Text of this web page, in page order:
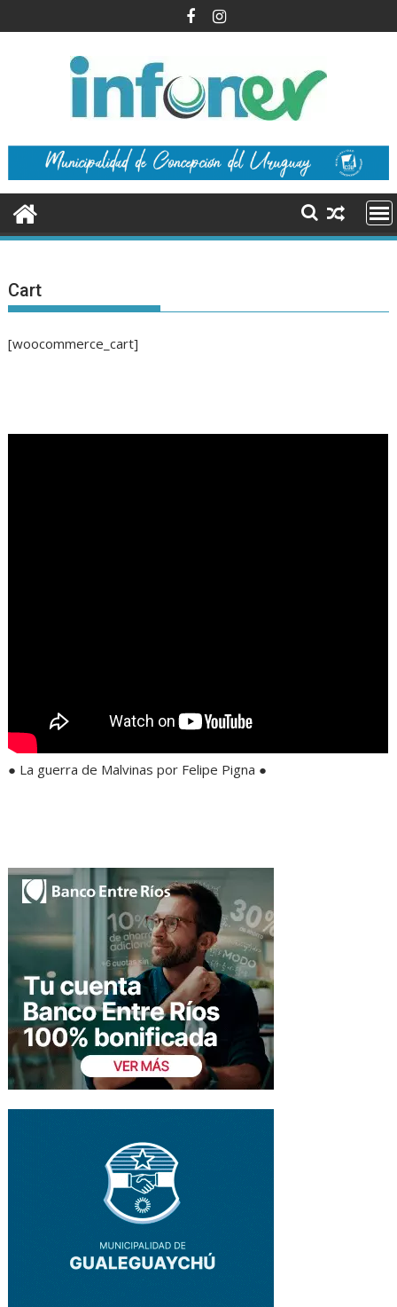
al
Cart
[woocommerce_cart]
● La guerra de Malvinas por Felipe Pigna ●